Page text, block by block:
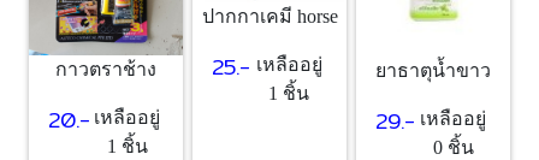
กาวตราช้าง
20.- เหลืออยู่
1 ชิ้น
ปากกาเคมี horse
25.- เหลืออยู่
1 ชิ้น
ยาธาตุน้ำขาว
29.- เหลืออยู่
0 ชิ้น